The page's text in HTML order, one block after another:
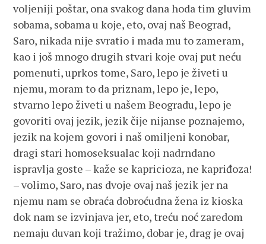
voljeniji poštar, ona svakog dana hoda tim gluvim
sobama, sobama u koje, eto, ovaj naš Beograd,
Saro, nikada nije svratio i mada mu to zameram,
kao i još mnogo drugih stvari koje ovaj put neću
pomenuti, uprkos tome, Saro, lepo je živeti u
njemu, moram to da priznam, lepo je, lepo,
stvarno lepo živeti u našem Beogradu, lepo je
govoriti ovaj jezik, jezik čije nijanse poznajemo,
jezik na kojem govori i naš omiljeni konobar,
dragi stari homoseksualac koji nadrndano
ispravlja goste – kaže se kapricioza, ne kapriđoza!
– volimo, Saro, nas dvoje ovaj naš jezik jer na
njemu nam se obraća dobroćudna žena iz kioska
dok nam se izvinjava jer, eto, treću noć zaredom
nemaju duvan koji tražimo, dobar je, drag je ovaj